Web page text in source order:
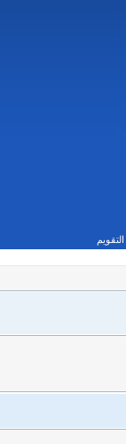
التقويم